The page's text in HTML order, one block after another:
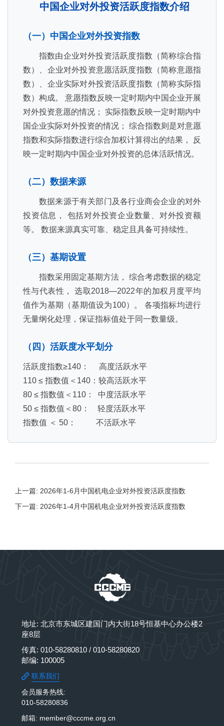
中国企业对外投资活跃度指数介绍
（一）中国企业对外投资指数
指数由企业对外投资活跃度指数（简称综合指
数）、企业对外投资意愿活跃度指数（简称意愿指
数）、企业实际对外投资活跃度指数（简称实际指
数）构成。 意愿指数反映一定时期内中国企业开展
对外投资意愿的情况； 实际指数反映一定时期内中
国企业实际对外投资的情况； 综合指数则是对意愿
指数和实际指数进行综合加权计算得出的结果， 反
映一定时期内中国企业对外投资的总体活跃情况。
（二）数据来源
数据来源于有关部门及各行业商会企业的对外
投资信息， 包括对外投资企业数量、对外投资额
等。 数据来源真实可靠、稳定且具备可持续性。
（三）基期设置
指数采用固定基期方法， 综合考虑数据的稳定
性与代表性， 选取2018—2022年的加权月度平均
值作为基期（基期值设为100）。 各项指标均进行
无量纲化处理，保证指标值处于同一数量级。
（四）活跃度水平划分
活跃度指数≥140： 高度活跃水平
110 ≤ 指数值＜140：较高活跃水平
80 ≤ 指数值＜110： 中度活跃水平
50 ≤ 指数值＜80： 轻度活跃水平
指数值 ＜ 50： 不活跃水平
上一篇: 2026年1-6月中国机电企业对外投资活跃度指数
下一篇: 2026年1-4月中国机电企业对外投资活跃度指数
地址: 北京市东城区建国门内大街18号恒基中心办公楼2
座8层
传真: 010-58280810 / 010-58280820
邮编: 100005
联系我们
会员服务热线:
010-58280836
邮箱: member@cccme.org.cn